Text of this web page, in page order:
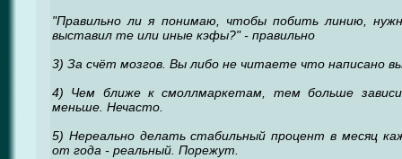
"Правильно ли я понимаю, чтобы побить линию,
выставил те или иные кэфы?" - правильно
3) За счёт мозгов. Вы либо не читаете что написано
4) Чем ближе к смоллмаркетам, тем больше
меньше. Нечасто.
5) Нереально делать стабильный процент в месяц
от года - реальный. Порежут.